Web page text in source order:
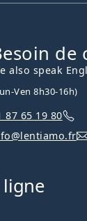
de
also speak
Ven 8h30-16h)
87 65 19 80